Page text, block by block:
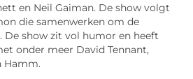
en Neil Gaiman. De show volgt
die samenwerken om de
De show zit vol humor en heeft
onder meer David Tennant,
Hamm.